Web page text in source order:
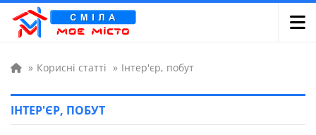
» Корисні статті » Інтер'єр, побут
ІНТЕР'ЄР, ПОБУТ